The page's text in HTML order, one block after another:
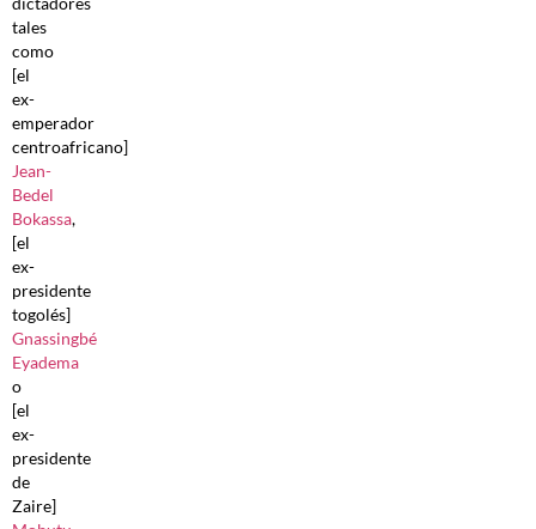
tales
como
[el
ex-
emperador
centroafricano]
Jean-
Bedel
Bokassa,
[el
ex-
presidente
togolés]
Gnassingbé
Eyadema
o
[el
ex-
presidente
de
Zaire]